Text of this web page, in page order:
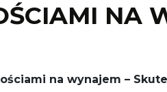
NA
na wynajem –